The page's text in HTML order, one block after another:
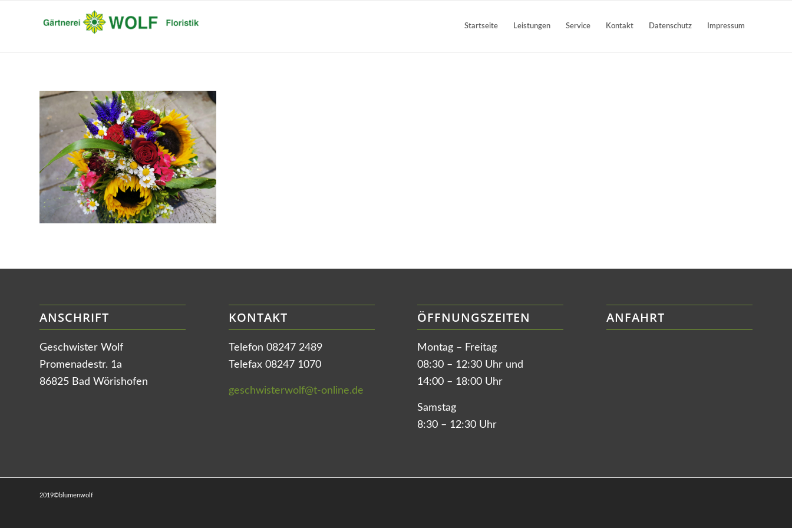
Startseite Leistungen Service Kontakt Datenschutz Impressum
ANSCHRIFT
Geschwister Wolf
Promenadestr. 1a
86825 Bad Wörishofen
KONTAKT
Telefon 08247 2489
Telefax 08247 1070
geschwisterwolf@t-online.de
ÖFFNUNGSZEITEN
Montag – Freitag
08:30 – 12:30 Uhr und
14:00 – 18:00 Uhr
Samstag
8:30 – 12:30 Uhr
ANFAHRT
2019©blumenwolf